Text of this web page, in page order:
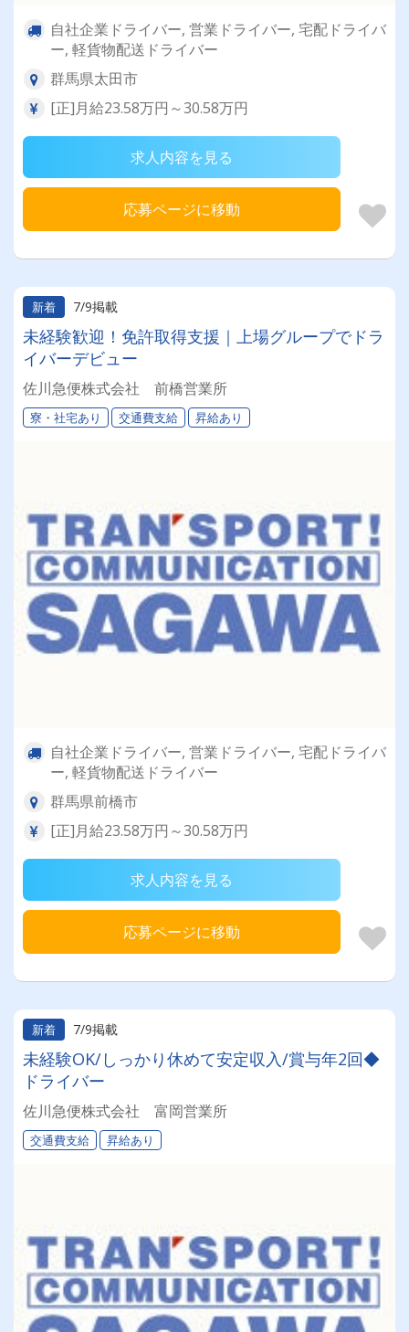
自社企業ドライバー, 営業ドライバー, 宅配ドライバ
ー, 軽貨物配送ドライバー
群馬県太田市
[正]月給23.58万円～30.58万円
求人内容を見る
応募ページに移動
新着 7/9掲載
未経験歓迎！免許取得支援｜上場グループでドラ
イバーデビュー
佐川急便株式会社 前橋営業所
寮・社宅あり 交通費支給 昇給あり
自社企業ドライバー, 営業ドライバー, 宅配ドライバ
ー, 軽貨物配送ドライバー
群馬県前橋市
[正]月給23.58万円～30.58万円
求人内容を見る
応募ページに移動
新着 7/9掲載
未経験OK/しっかり休めて安定収入/賞与年2回◆
ドライバー
佐川急便株式会社 富岡営業所
交通費支給 昇給あり